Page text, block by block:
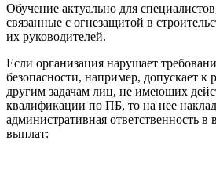
Обучение актуально для
связанные с огнезащитой в
их руководителей.
Если организация нарушает
безопасности, например, допускает к
другим задачам лиц, не имеющих
квалификации по ПБ, то на нее
административная ответственность
выплат: